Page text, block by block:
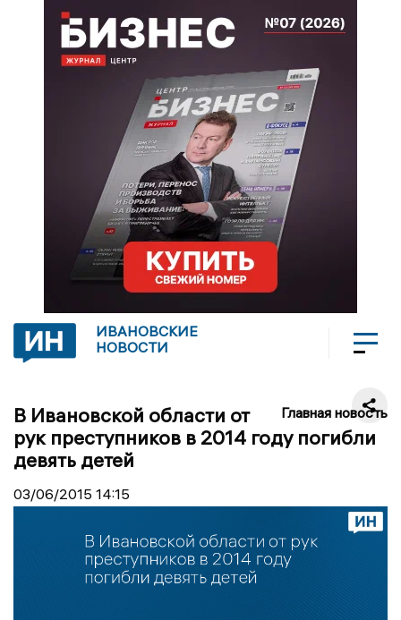
ИВАНОВСКИЕ
НОВОСТИ
Главная новость
В Ивановской области от
рук преступников в 2014 году погибли
девять детей
03/06/2015 14:15